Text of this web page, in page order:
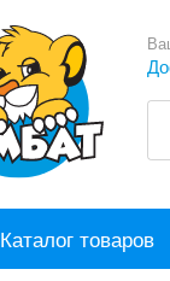
Каталог товаров